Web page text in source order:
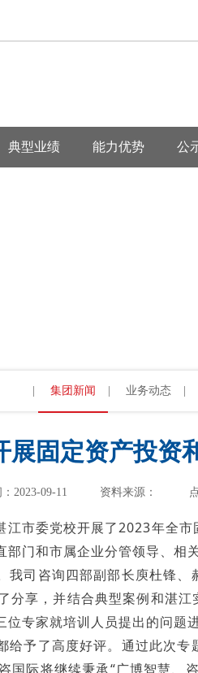
典型业绩 能力优势 公
集团新闻 业务动态
展固定资产投资
2023-09-11 资料来源：
委党校开展了2023年全市
门和市属企业分管领导、相
咨询四部副部长庾杜锋、
享，并结合典型案例和湛
专家就培训人员提出的问题
予了高度好评。通过此次专
际将继续秉承“广博智慧、